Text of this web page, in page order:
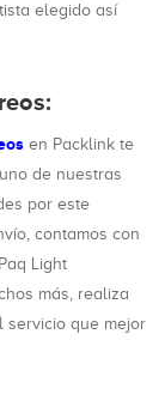
elegido así
en Packlink te
de nuestras
por este
contamos con
Light
más, realiza
servicio que mejor